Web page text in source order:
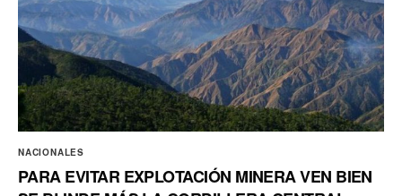
NACIONALES
PARA EVITAR EXPLOTACIÓN MINERA VEN BIEN